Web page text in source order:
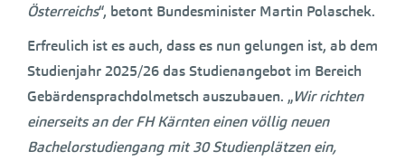
Österreichs“, betont Bundesminister Martin Polaschek.
Erfreulich ist es auch, dass es nun gelungen ist, ab dem
Studienjahr 2025/26 das Studienangebot im Bereich
Gebärdensprachdolmetsch auszubauen. „Wir richten
einerseits an der FH Kärnten einen völlig neuen
Bachelorstudiengang mit 30 Studienplätzen ein,